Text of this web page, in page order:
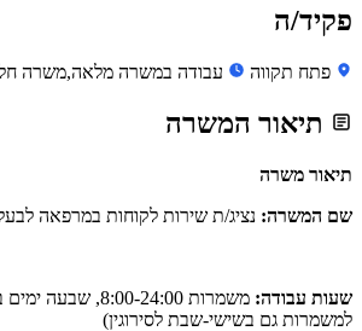
פקיד/ה
פתח תקווה עבודה במשרה מלאה,משרה
תיאור המשרה
תיאור משרה
שם המשרה: נציג/ת שירות לקוחות במרפאה
שעות עבודה:
משמרות 8:00-24:00,
למשמרות גם בשישי-שבת לסירוגין)